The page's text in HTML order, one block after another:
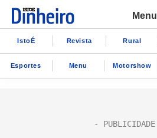
Menu
IstoÉ Revista Rural
Esportes Menu Motorshow